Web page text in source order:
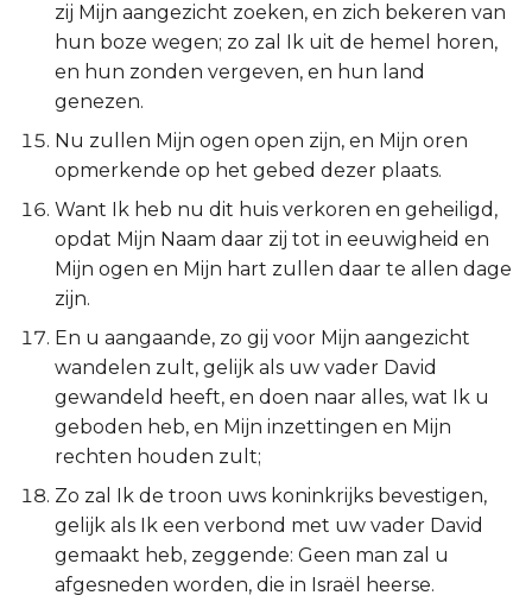
zij Mijn aangezicht zoeken, en zich bekeren van
hun boze wegen; zo zal Ik uit de hemel horen,
en hun zonden vergeven, en hun land
genezen.
Nu zullen Mijn ogen open zijn, en Mijn oren
opmerkende op het gebed dezer plaats.
Want Ik heb nu dit huis verkoren en geheiligd,
opdat Mijn Naam daar zij tot in eeuwigheid en
Mijn ogen en Mijn hart zullen daar te allen dage
zijn.
En u aangaande, zo gij voor Mijn aangezicht
wandelen zult, gelijk als uw vader David
gewandeld heeft, en doen naar alles, wat Ik u
geboden heb, en Mijn inzettingen en Mijn
rechten houden zult;
Zo zal Ik de troon uws koninkrijks bevestigen,
gelijk als Ik een verbond met uw vader David
gemaakt heb, zeggende: Geen man zal u
afgesneden worden, die in Israël heerse.